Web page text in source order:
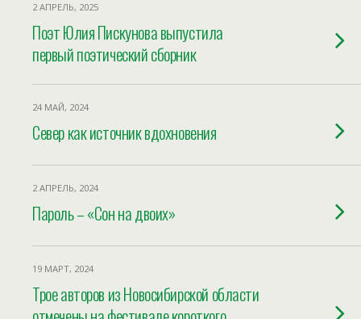
2 АПРЕЛЬ, 2025
Поэт Юлия Пискунова выпустила
первый поэтический сборник
24 МАЙ, 2024
Север как источник вдохновения
2 АПРЕЛЬ, 2024
Пароль – «Сон на двоих»
19 МАРТ, 2024
Трое авторов из Новосибирской области